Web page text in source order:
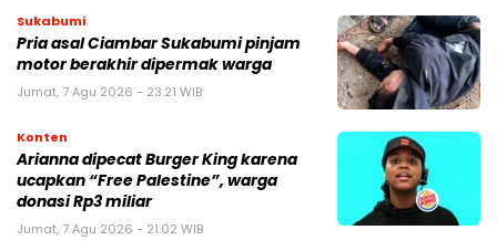
Sukabumi
Pria asal Ciambar Sukabumi pinjam
motor berakhir dipermak warga
Jumat, 7 Agu 2026 - 23:21 WIB
Konten
Arianna dipecat Burger King karena
ucapkan “Free Palestine”, warga
donasi Rp3 miliar
Jumat, 7 Agu 2026 - 21:02 WIB